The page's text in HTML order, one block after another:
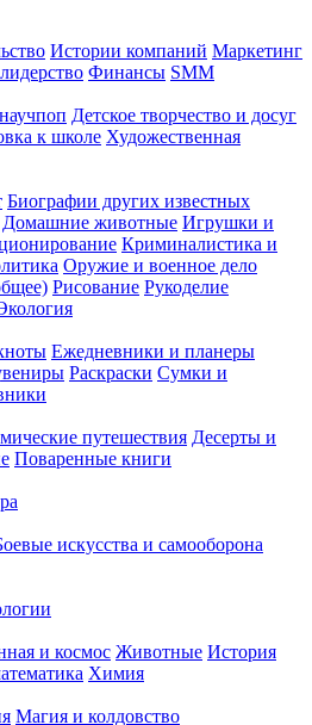
Истории компаний Маркетинг
Финансы SMM
Детское творчество и досуг
к школе Художественная
Биографии других известных
Домашние животные Игрушки и
Криминалистика и
Оружие и военное дело
Рисование Рукоделие
Ежедневники и планеры
Раскраски Сумки и
путешествия Десерты и
Поваренные книги
искусства и самооборона
и космос Животные История
Химия
Магия и колдовство